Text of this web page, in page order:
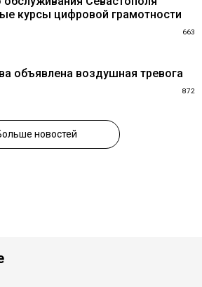
курсы цифровой грамотности
663
объявлена воздушная тревога
872
новостей